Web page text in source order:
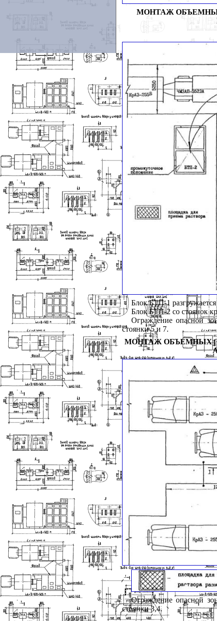
МОНТАЖ
Блок БТП-1 разгружается
Блок БТП-2 со стоянок
Ограждение опасной
стоянки 5 и 7.
МОНТАЖ ОБЪЕМНЫХ
Ограждение опасной
стоянки 3,4.